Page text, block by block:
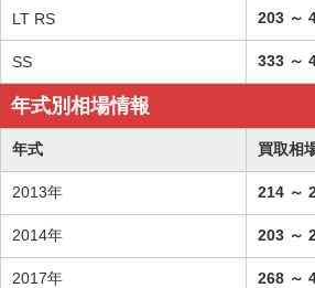
LT RS 203 ～
SS 333 ～
年式別相場情報
年式 買取相
2013年 214 ～
2014年 203 ～
2017年 268 ～